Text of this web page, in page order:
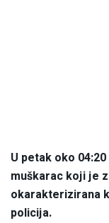
U petak oko
muškarac koji je
okarakterizirana
policija.